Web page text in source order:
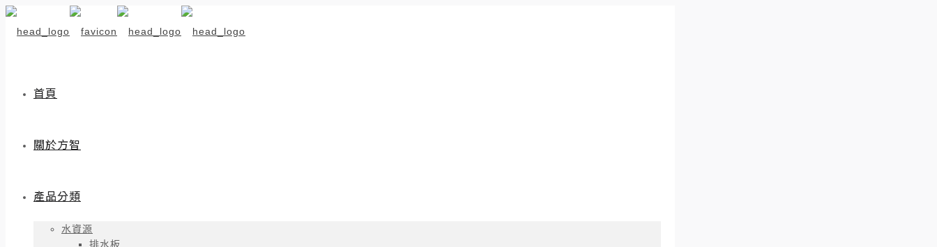
首頁
關於方智
產品分類
水資源
排水板